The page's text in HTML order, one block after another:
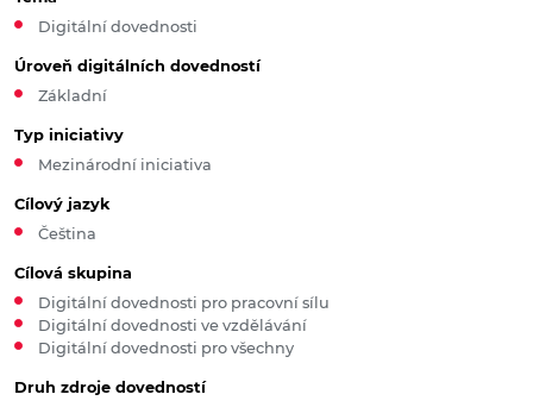
Digitální dovednosti
Úroveň digitálních dovedností
Základní
Typ iniciativy
Mezinárodní iniciativa
Cílový jazyk
Čeština
Cílová skupina
Digitální dovednosti pro pracovní sílu
Digitální dovednosti ve vzdělávání
Digitální dovednosti pro všechny
Druh zdroje dovedností